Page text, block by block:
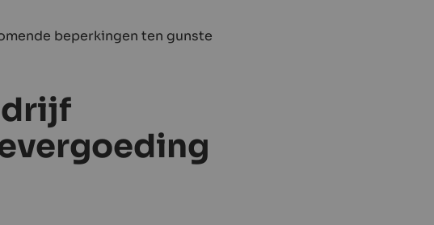
beperkingen ten gunste